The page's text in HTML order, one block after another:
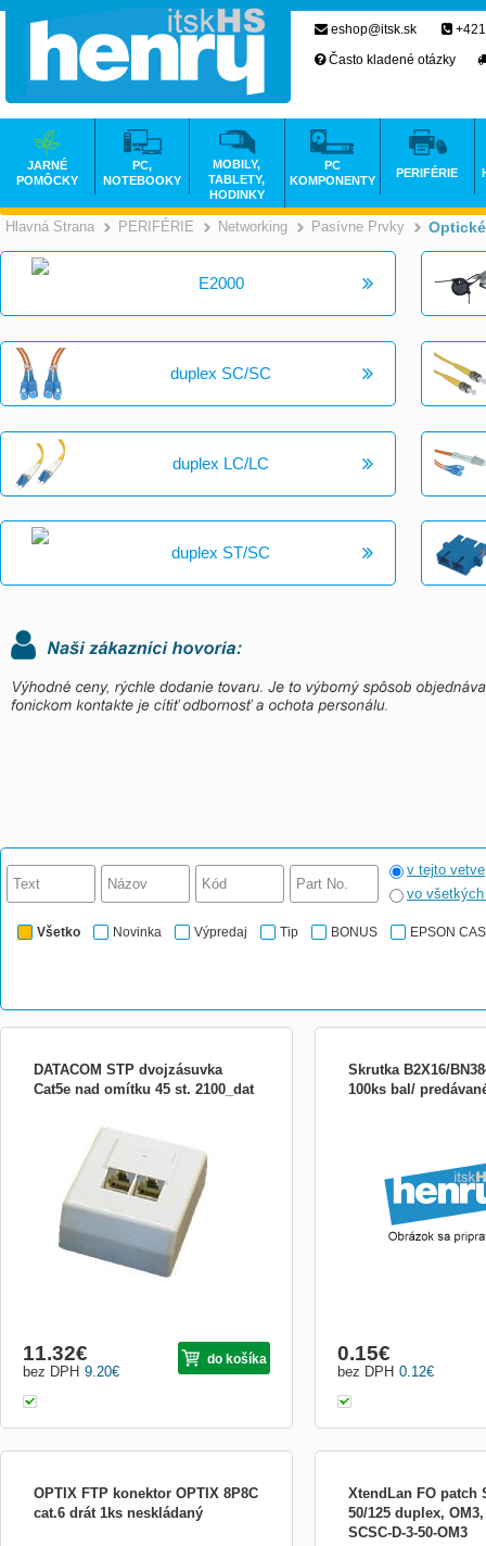
Hlavná Strana >
PERIFÉRIE >
Networking >
Pasívne Prvky
E2000
duplex SC/SC
duplex LC/LC
duplex ST/SC
v tejto vetve
vo
Všetko Novinka Výpredaj Tip BONUS EPSON
DATACOM STP dvojzásuvka
Cat5e nad omítku 45 st. 2100_dat
Pigtail optického vlákna ST
50/125MM,1m,0,9mm
9.20€
bez DPH
11.32€ do košíka
Skrutka B2X16/
100ks bal/
0.12€
bez DPH
0.15€
OPTIX FTP konektor OPTIX 8P8C
cat.6 drát 1ks neskládaný
XtendLan FO patch
50/125 duplex,
SCSC-D-3-50-OM3
eshop@itsk.sk
Často kladené otázky
JARNÉ
POMÔCKY
PC,
NOTEBOOKY
MOBILY,
TABLETY,
HODINKY
PC
KOMPONENTY
PERIFÉRIE